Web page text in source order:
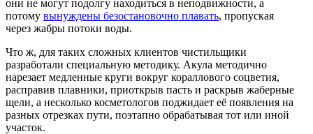
они не могут подолгу находиться в неподвижности, а
потому вынуждены безостановочно плавать, пропуская
через жабры потоки воды.
Что ж, для таких сложных клиентов чистильщики
разработали специальную методику. Акула методично
нарезает медленные круги вокруг кораллового соцветия,
расправив плавники, приоткрыв пасть и раскрыв жаберные
щели, а несколько косметологов поджидает её появления на
разных отрезках пути, поэтапно обрабатывая тот или иной
участок.